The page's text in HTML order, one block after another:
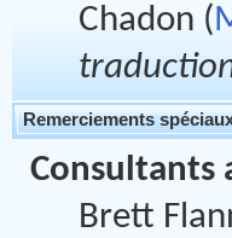
Chadon (
Remerciements
Consultants
Brett